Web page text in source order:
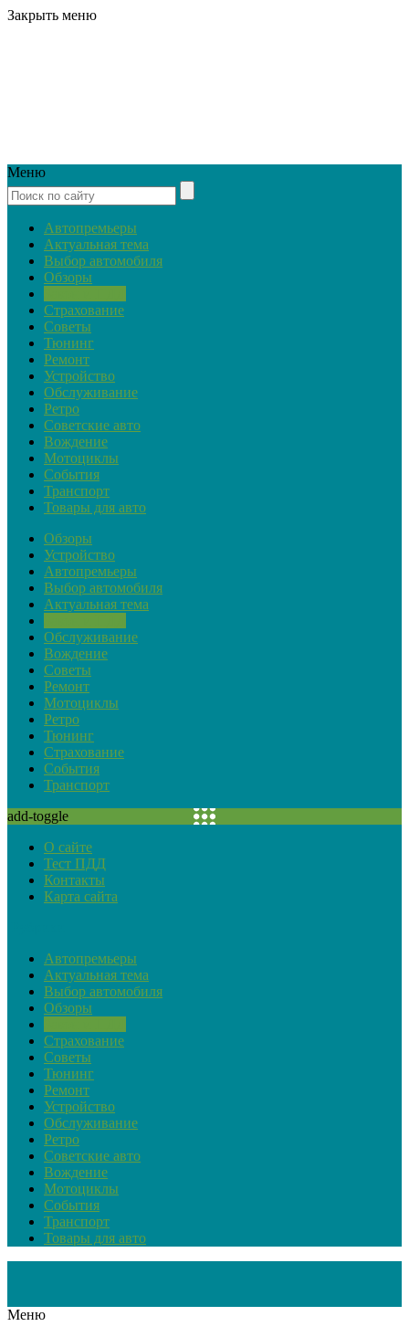
Закрыть меню
Меню
Автопремьеры
Актуальная тема
Выбор автомобиля
Обзоры
Страхование
Советы
Тюнинг
Ремонт
Устройство
Обслуживание
Ретро
Советские авто
Вождение
Мотоциклы
События
Транспорт
Товары для авто
Обзоры
Устройство
Автопремьеры
Выбор автомобиля
Актуальная тема
Обслуживание
Вождение
Советы
Ремонт
Мотоциклы
Ретро
Тюнинг
Страхование
События
Транспорт
add-toggle
О сайте
Тест ПДД
Контакты
Карта сайта
Автопремьеры
Актуальная тема
Выбор автомобиля
Обзоры
Страхование
Советы
Тюнинг
Ремонт
Устройство
Обслуживание
Ретро
Советские авто
Вождение
Мотоциклы
События
Транспорт
Товары для авто
Меню